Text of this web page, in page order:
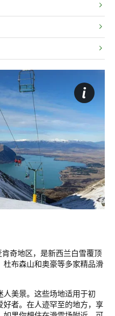
奇地区，是新西兰白雪覆顶
杜布森山和奥豪等多家精品滑
美景。这些场地适用于初
者。在人迹罕至的地方，享